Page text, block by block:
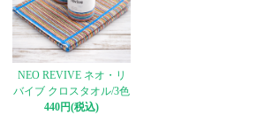
NEO REVIVE ネオ・リ
バイブ クロスタオル/3色
440円(税込)